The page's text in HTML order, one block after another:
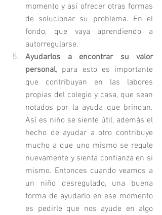
momento y así ofrecer otras formas
de solucionar su problema. En el
fondo, que vaya aprendiendo a
autorregularse.
Ayudarlos a encontrar su valor
personal, para esto es importante
que contribuyan en las labores
propias del colegio y casa, que sean
notados por la ayuda que brindan.
Así es niño se siente útil, además el
hecho de ayudar a otro contribuye
mucho a que uno mismo se regule
nuevamente y sienta confianza en si
mismo. Entonces cuando veamos a
un niño desregulado, una buena
forma de ayudarlo en ese momento
es pedirle que nos ayude en algo